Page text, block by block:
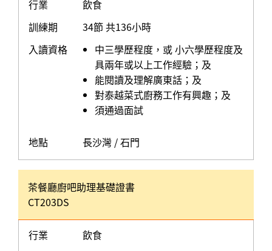
行業
飲食
訓練期
34節 共136小時
入讀資格
中三學歷程度，或 小六學歷程度及
具兩年或以上工作經驗；及
能閱讀及理解廣東話；及
對泰越菜式廚務工作有興趣；及
須通過面試
地點 長沙灣 / 石門
茶餐廳廚吧助理基礎證書
CT203DS
行業
飲食